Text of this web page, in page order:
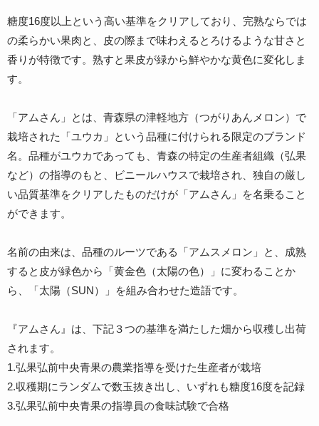
糖度16度以上という高い基準をクリアしており、完熟ならでは
の柔らかい果肉と、皮の際まで味わえるとろけるような甘さと
香りが特徴です。熟すと果皮が緑から鮮やかな黄色に変化しま
す。
「アムさん」とは、青森県の津軽地方（つがりあんメロン）で
栽培された「ユウカ」という品種に付けられる限定のブランド
名。品種がユウカであっても、青森の特定の生産者組織（弘果
など）の指導のもと、ビニールハウスで栽培され、独自の厳し
い品質基準をクリアしたものだけが「アムさん」を名乗ること
ができます。
名前の由来は、品種のルーツである「アムスメロン」と、成熟
すると皮が緑色から「黄金色（太陽の色）」に変わることか
ら、「太陽（SUN）」を組み合わせた造語です。
『アムさん』は、下記３つの基準を満たした畑から収穫し出荷
されます。
1.弘果弘前中央青果の農業指導を受けた生産者が栽培
2.収穫期にランダムで数玉抜き出し、いずれも糖度16度を記録
3.弘果弘前中央青果の指導員の食味試験で合格